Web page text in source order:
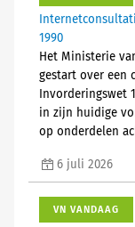
1990
Het Ministerie
gestart over een
Invorderingswet
in zijn huidige
op onderdelen
6 juli 2026
VN VANDAAG